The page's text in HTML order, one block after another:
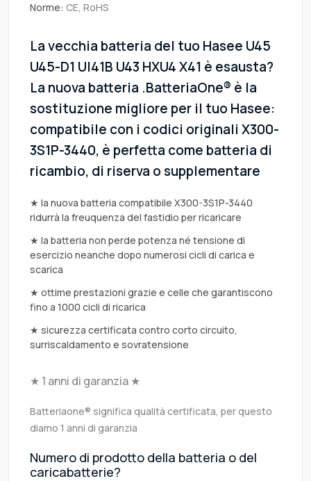
Norme: CE, RoHS
La vecchia batteria del tuo Hasee U45
U45-D1 UI41B U43 HXU4 X41 è esausta?
La nuova batteria .BatteriaOne® è la
sostituzione migliore per il tuo Hasee:
compatibile con i codici originali X300-
3S1P-3440, è perfetta come batteria di
ricambio, di riserva o supplementare
★ la nuova batteria compatibile X300-3S1P-3440
ridurrà la freuquenza del fastidio per ricaricare
★ la batteria non perde potenza né tensione di
esercizio neanche dopo numerosi cicli di carica e
scarica
★ ottime prestazioni grazie e celle che garantiscono
fino a 1000 cicli di ricarica
★ sicurezza certificata contro corto circuito,
surriscaldamento e sovratensione
★ 1 anni di garanzia ★
Batteriaone® significa qualità certificata, per questo
diamo 1 anni di garanzia
Numero di prodotto della batteria o del
caricabatterie?